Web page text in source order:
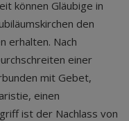
können Gläubige in
den
erhalten. Nach
einer
mit Gebet,
einen
ist der Nachlass von